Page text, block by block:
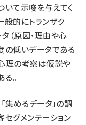
いて示唆を与えてく
般的にトランザク
（原因・理由や心
の低いデータである
理の考察は仮説や
。
集めるデータ」の調
セグメンテーション